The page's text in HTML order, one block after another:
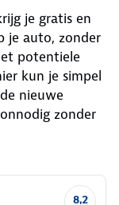
je gratis en
je auto, zonder
potentiele
kun je simpel
nieuwe
zonder
8,2